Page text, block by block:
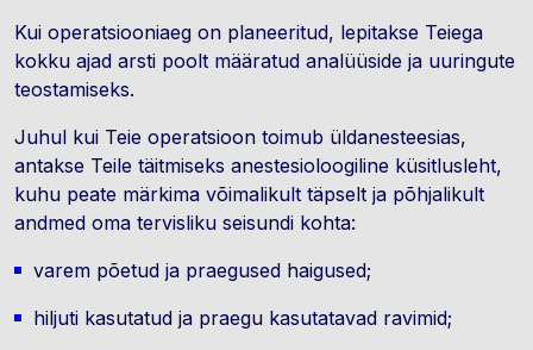
Kui operatsiooniaeg on planeeritud, lepitakse Teiega
kokku ajad arsti poolt määratud analüüside ja uuringute
teostamiseks.
Juhul kui Teie operatsioon toimub üldanesteesias,
antakse Teile täitmiseks anestesioloogiline küsitlusleht,
kuhu peate märkima võimalikult täpselt ja põhjalikult
andmed oma tervisliku seisundi kohta:
varem põetud ja praegused haigused;
hiljuti kasutatud ja praegu kasutatavad ravimid;